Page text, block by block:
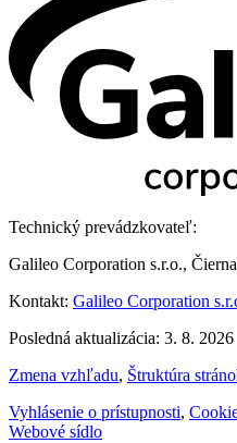
Technický prevádzkovateľ:
Galileo Corporation s.r.o.,
Kontakt: Galileo Corporation
Posledná aktualizácia: 3. 8. 2026
Zmena vzhľadu, Štruktúra
Vyhlásenie o prístupnosti,
Webové sídlo